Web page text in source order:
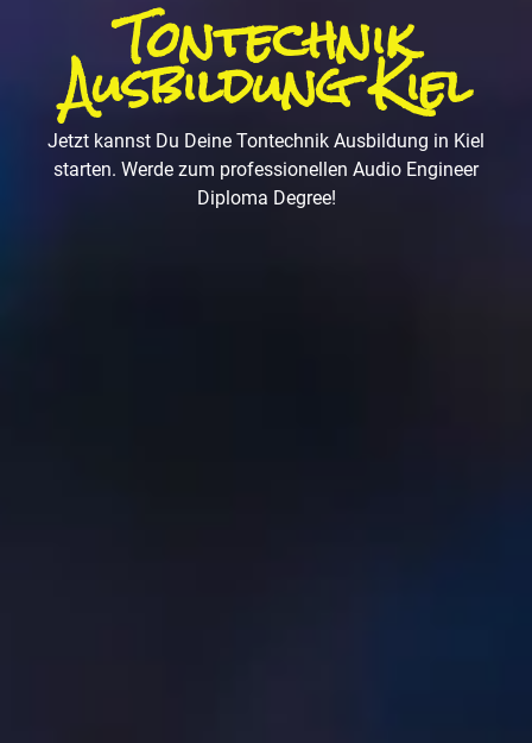
Tontechnik
Ausbildung Kiel
Jetzt kannst Du Deine Tontechnik Ausbildung in Kiel
starten. Werde zum professionellen Audio Engineer
Diploma Degree!